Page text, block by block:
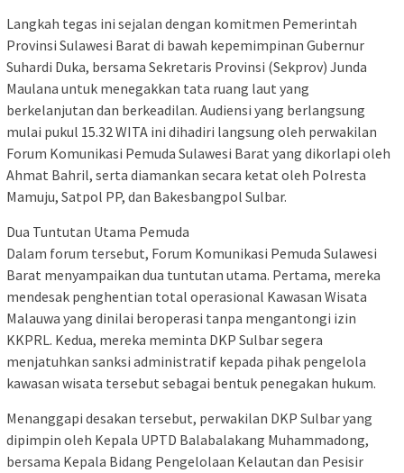
Langkah tegas ini sejalan dengan komitmen Pemerintah
Provinsi Sulawesi Barat di bawah kepemimpinan Gubernur
Suhardi Duka, bersama Sekretaris Provinsi (Sekprov) Junda
Maulana untuk menegakkan tata ruang laut yang
berkelanjutan dan berkeadilan. Audiensi yang berlangsung
mulai pukul 15.32 WITA ini dihadiri langsung oleh perwakilan
Forum Komunikasi Pemuda Sulawesi Barat yang dikorlapi oleh
Ahmat Bahril, serta diamankan secara ketat oleh Polresta
Mamuju, Satpol PP, dan Bakesbangpol Sulbar.
Dua Tuntutan Utama Pemuda
Dalam forum tersebut, Forum Komunikasi Pemuda Sulawesi
Barat menyampaikan dua tuntutan utama. Pertama, mereka
mendesak penghentian total operasional Kawasan Wisata
Malauwa yang dinilai beroperasi tanpa mengantongi izin
KKPRL. Kedua, mereka meminta DKP Sulbar segera
menjatuhkan sanksi administratif kepada pihak pengelola
kawasan wisata tersebut sebagai bentuk penegakan hukum.
Menanggapi desakan tersebut, perwakilan DKP Sulbar yang
dipimpin oleh Kepala UPTD Balabalakang Muhammadong,
bersama Kepala Bidang Pengelolaan Kelautan dan Pesisir